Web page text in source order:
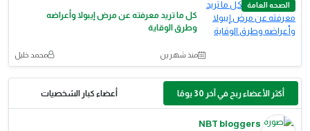
الصحه العامة
كل ما تريد معرفته عن مرض إيبولا وأعراضه
وطرق الوقاية
منذ شهرين محمد خليل
أكثر الأعضاء ربح في آخر 30 يومًا أعضاء كبار الشخصيات
NBT bloggers